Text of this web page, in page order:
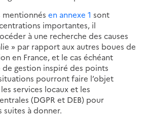
mentionnés en annexe 1 sont
importantes, il
à une recherche des causes
» par rapport aux autres boues de
en France, et le cas échéant
gestion inspiré des points
pourront faire l’objet
services locaux et les
(DGPR et DEB) pour
suites à donner.